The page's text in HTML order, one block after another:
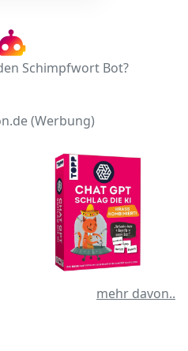
Schimpfwort Bot?
(Werbung)
mehr davon..